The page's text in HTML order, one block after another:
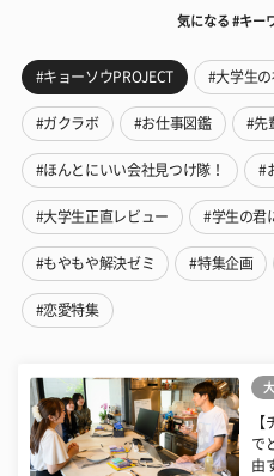
気になる #キー
#キョーソウPROJECT #大学生
#ガクラボ #お仕事図鑑 #先
#ほんとにいい会社見つけ隊！ #
#大学生正直レビュー #学生の君
#もやもや解決ゼミ #特集企画
#恋愛特集
で
由